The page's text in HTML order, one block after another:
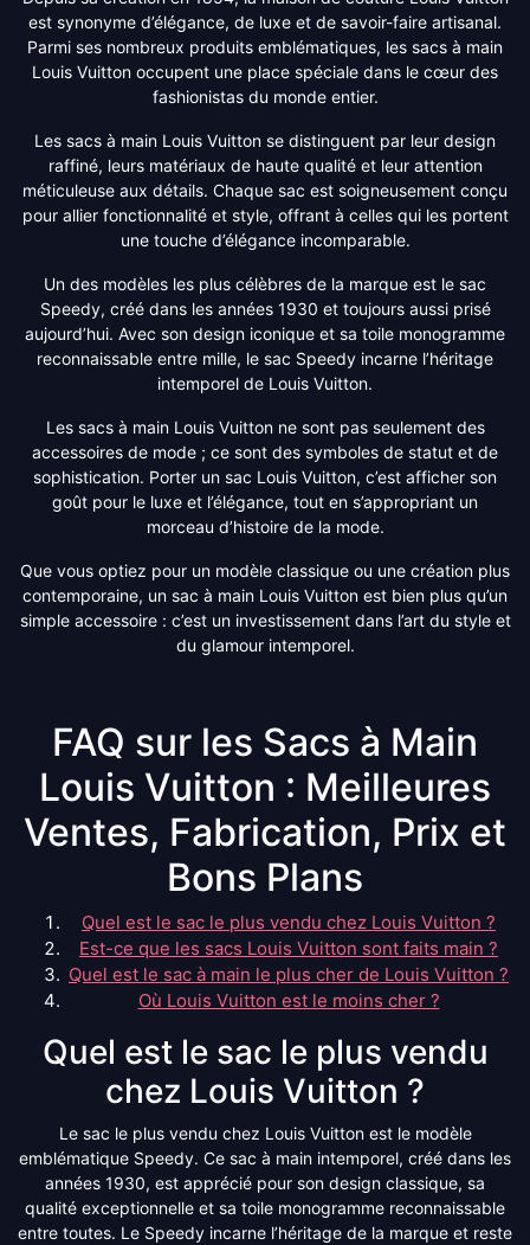
est synonyme d’élégance, de luxe et de savoir-faire artisanal.
Parmi ses nombreux produits emblématiques, les sacs à main
Louis Vuitton occupent une place spéciale dans le cœur des
fashionistas du monde entier.
Les sacs à main Louis Vuitton se distinguent par leur design
raffiné, leurs matériaux de haute qualité et leur attention
méticuleuse aux détails. Chaque sac est soigneusement conçu
pour allier fonctionnalité et style, offrant à celles qui les portent
une touche d’élégance incomparable.
Un des modèles les plus célèbres de la marque est le sac
Speedy, créé dans les années 1930 et toujours aussi prisé
aujourd’hui. Avec son design iconique et sa toile monogramme
reconnaissable entre mille, le sac Speedy incarne l’héritage
intemporel de Louis Vuitton.
Les sacs à main Louis Vuitton ne sont pas seulement des
accessoires de mode ; ce sont des symboles de statut et de
sophistication. Porter un sac Louis Vuitton, c’est afficher son
goût pour le luxe et l’élégance, tout en s’appropriant un
morceau d’histoire de la mode.
Que vous optiez pour un modèle classique ou une création plus
contemporaine, un sac à main Louis Vuitton est bien plus qu’un
simple accessoire : c’est un investissement dans l’art du style et
du glamour intemporel.
FAQ sur les Sacs à Main
Louis Vuitton : Meilleures
Ventes, Fabrication, Prix et
Bons Plans
Quel est le sac le plus vendu chez Louis Vuitton ?
Est-ce que les sacs Louis Vuitton sont faits main ?
Quel est le sac à main le plus cher de Louis Vuitton ?
Où Louis Vuitton est le moins cher ?
Quel est le sac le plus vendu
chez Louis Vuitton ?
Le sac le plus vendu chez Louis Vuitton est le modèle
emblématique Speedy. Ce sac à main intemporel, créé dans les
années 1930, est apprécié pour son design classique, sa
qualité exceptionnelle et sa toile monogramme reconnaissable
entre toutes. Le Speedy incarne l’héritage de la marque et reste